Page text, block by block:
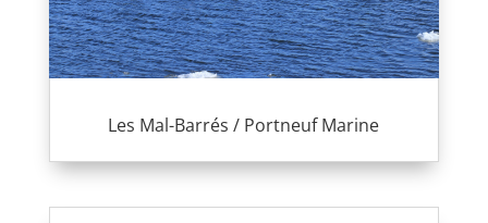
Les Mal-Barrés / Portneuf Marine